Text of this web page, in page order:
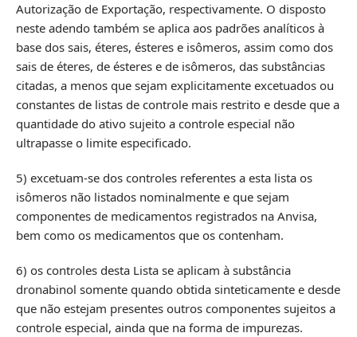
Autorização de Exportação, respectivamente. O disposto
neste adendo também se aplica aos padrões analíticos à
base dos sais, éteres, ésteres e isômeros, assim como dos
sais de éteres, de ésteres e de isômeros, das substâncias
citadas, a menos que sejam explicitamente excetuados ou
constantes de listas de controle mais restrito e desde que a
quantidade do ativo sujeito a controle especial não
ultrapasse o limite especificado.
5) excetuam-se dos controles referentes a esta lista os
isômeros não listados nominalmente e que sejam
componentes de medicamentos registrados na Anvisa,
bem como os medicamentos que os contenham.
6) os controles desta Lista se aplicam à substância
dronabinol somente quando obtida sinteticamente e desde
que não estejam presentes outros componentes sujeitos a
controle especial, ainda que na forma de impurezas.